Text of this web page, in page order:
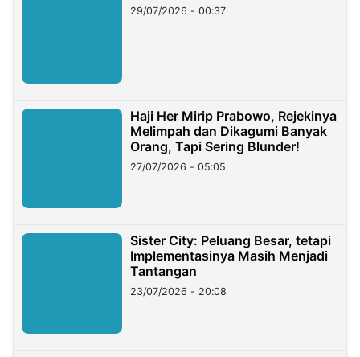
29/07/2026 - 00:37
Haji Her Mirip Prabowo, Rejekinya
Melimpah dan Dikagumi Banyak
Orang, Tapi Sering Blunder!
27/07/2026 - 05:05
Sister City: Peluang Besar, tetapi
Implementasinya Masih Menjadi
Tantangan
23/07/2026 - 20:08